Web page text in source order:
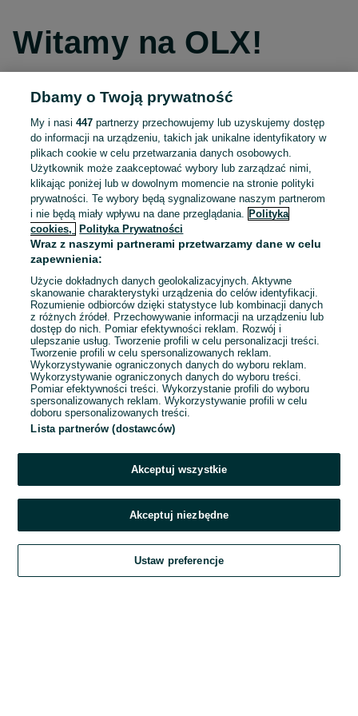
Witamy na OLX!
Kontynuuj przez Facebooka
Kontynuuj przez konto Apple
Kontynuuj przez konto Google
LUB
E-mail
Hasło
Zaloguj się
Kontynuując za pośrednictwem jednego z dostawców wskazanych powyżej,
OLX.pl w jego aktualnym brzmieniu.
Dbamy o Twoją prywatność
My i nasi447 partnerzy przechowujemy lub uzyskujemy dostęp
do informacji na urządzeniu, takich jak unikalne identyfikatory w
plikach cookie w celu przetwarzania danych osobowych.
Użytkownik może zaakceptować wybory lub zarządzać nimi,
klikając poniżej lub w dowolnym momencie na stronie polityki
prywatności. Te wybory będą sygnalizowane naszym partnerom
i nie będą miały wpływu na dane przeglądania.
Polityka
cookies,
Polityka Prywatności
Wraz z naszymi partnerami przetwarzamy dane w celu
zapewnienia:
Użycie dokładnych danych geolokalizacyjnych. Aktywne
skanowanie charakterystyki urządzenia do celów identyfikacji.
Rozumienie odbiorców dzięki statystyce lub kombinacji danych
z różnych źródeł. Przechowywanie informacji na urządzeniu lub
dostęp do nich. Pomiar efektywności reklam. Rozwój i
ulepszanie usług. Tworzenie profili w celu personalizacji treści.
Tworzenie profili w celu spersonalizowanych reklam.
Wykorzystywanie ograniczonych danych do wyboru reklam.
Wykorzystywanie ograniczonych danych do wyboru treści.
Pomiar efektywności treści. Wykorzystanie profili do wyboru
spersonalizowanych reklam. Wykorzystywanie profili w celu
doboru spersonalizowanych treści.
Lista partnerów (dostawców)
Akceptuj wszystkie
Akceptuj niezbędne
Ustaw preferencje